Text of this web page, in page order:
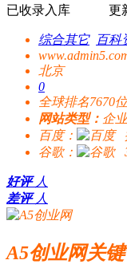
已收录入库 更
综合其它
百科
北京
0
全球排名7670位
网站类型： 企
百度：
谷歌：
好评 人
差评 人
A5创业网关